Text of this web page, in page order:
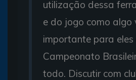
utilização dessa
e do jogo como algo
importante para eles
Campeonato
todo. Discutir com